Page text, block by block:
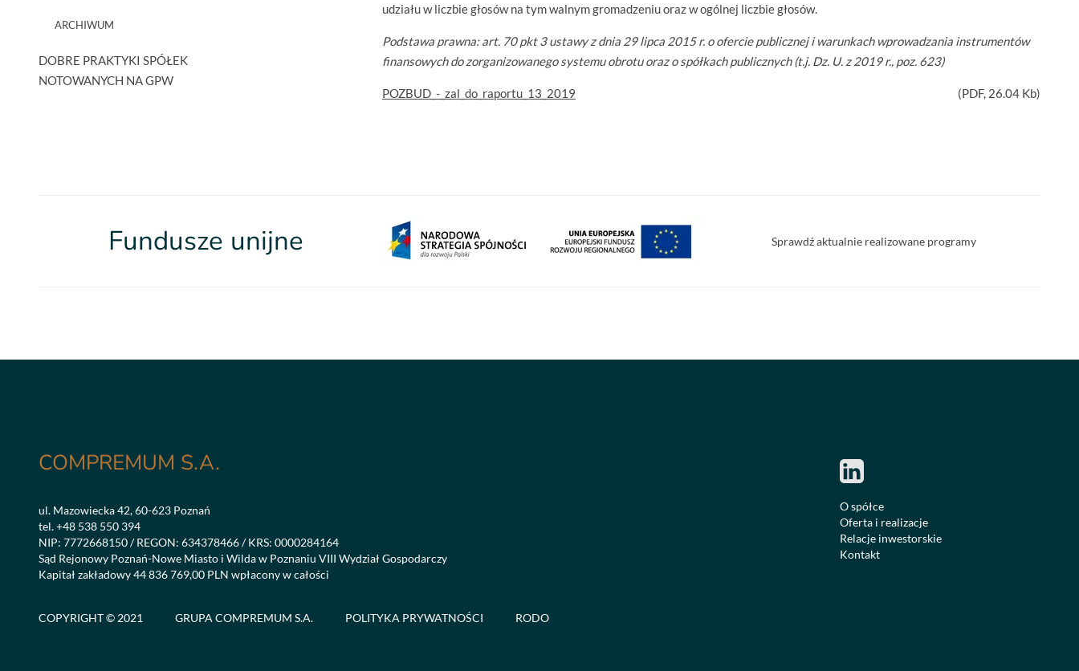
ARCHIWUM
DOBRE PRAKTYKI SPÓŁEK
NOTOWANYCH NA GPW
udziału w liczbie głosów na tym walnym gromadzeniu oraz w ogólnej liczbie głosów.
Podstawa prawna: art. 70 pkt 3 ustawy z dnia 29 lipca 2015 r. o ofercie publicznej i warunkach wprowadzania instrumentów
finansowych do zorganizowanego systemu obrotu oraz o spółkach publicznych (t.j. Dz. U. z 2019 r., poz. 623)
POZBUD_-_zal_do_raportu_13_2019 (PDF, 26.04 Kb)
Fundusze unijne Sprawdź aktualnie realizowane programy
COMPREMUM S.A.
ul. Mazowiecka 42, 60-623 Poznań
tel.+48 538 550 394
NIP: 7772668150 / REGON: 634378466 / KRS: 0000284164
Sąd Rejonowy Poznań-Nowe Miasto i Wilda w Poznaniu VIII Wydział Gospodarczy
Kapitał zakładowy 44 836 769,00 PLN wpłacony w całości
O spółce
Oferta i realizacje
Relacje inwestorskie
Kontakt
COPYRIGHT © 2021 GRUPA COMPREMUM S.A. POLITYKA PRYWATNOŚCI RODO